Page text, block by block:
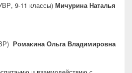
9-11 классы) Мичурина Наталья
Ромакина Ольга Владимировна